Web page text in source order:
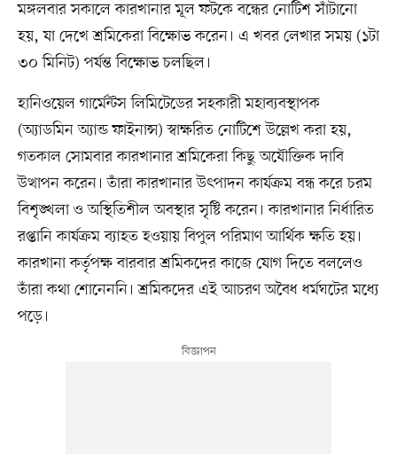
মঙ্গলবার সকালে কারখানার মূল ফটকে বন্ধের নোটিশ সাঁটানো
হয়, যা দেখে শ্রমিকেরা বিক্ষোভ করেন। এ খবর লেখার সময় (১টা
৩০ মিনিট) পর্যন্ত বিক্ষোভ চলছিল।
হানিওয়েল গার্মেন্টস লিমিটেডের সহকারী মহাব্যবস্থাপক
(অ্যাডমিন অ্যান্ড ফাইনান্স) স্বাক্ষরিত নোটিশে উল্লেখ করা হয়,
গতকাল সোমবার কারখানার শ্রমিকেরা কিছু অযৌক্তিক দাবি
উত্থাপন করেন। তাঁরা কারখানার উৎপাদন কার্যক্রম বন্ধ করে চরম
বিশৃঙ্খলা ও অস্থিতিশীল অবস্থার সৃষ্টি করেন। কারখানার নির্ধারিত
রপ্তানি কার্যক্রম ব্যাহত হওয়ায় বিপুল পরিমাণ আর্থিক ক্ষতি হয়।
কারখানা কর্তৃপক্ষ বারবার শ্রমিকদের কাজে যোগ দিতে বললেও
তাঁরা কথা শোনেননি। শ্রমিকদের এই আচরণ অবৈধ ধর্মঘটের মধ্যে
পড়ে।